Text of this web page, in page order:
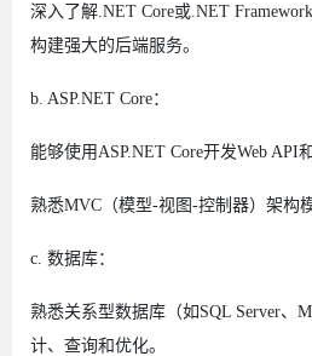
深入了解.NET Core或.NET
构建强大的后端服务。
b. ASP.NET Core：
能够使用ASP.NET Core开发Web API
熟悉MVC（模型-视图-控制器）架构模
c. 数据库：
熟悉关系型数据库（如SQL Server、
计、查询和优化。